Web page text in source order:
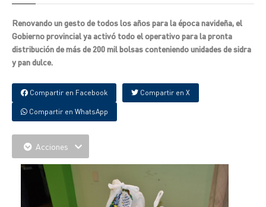
Renovando un gesto de todos los años para la época navideña, el
Gobierno provincial ya activó todo el operativo para la pronta
distribución de más de 200 mil bolsas conteniendo unidades de sidra
y pan dulce.
Compartir en Facebook Compartir en X
Compartir en WhatsApp
Acciones